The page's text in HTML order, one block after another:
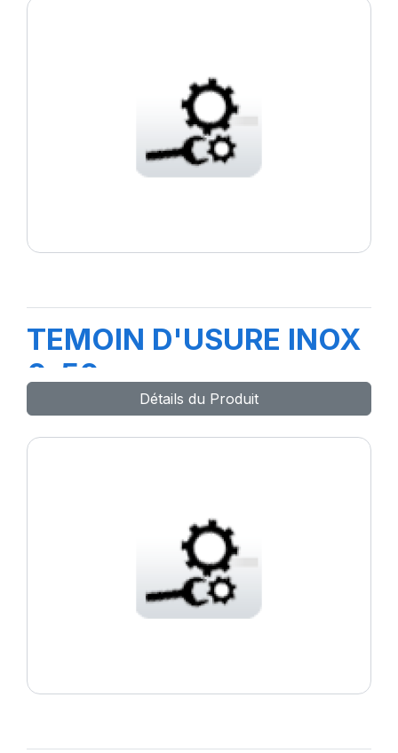
TEMOIN D'USURE INOX
0-50mm
Détails du Produit